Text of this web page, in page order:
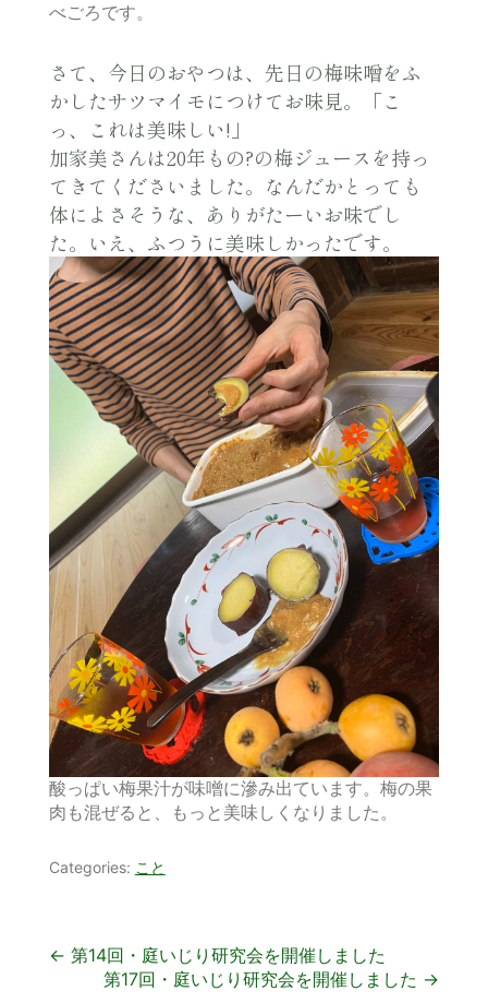
べごろです。
さて、今日のおやつは、先日の梅味噌をふ
かしたサツマイモにつけてお味見。「こ
っ、これは美味しい!」
加家美さんは20年もの?の梅ジュースを持っ
てきてくださいました。なんだかとっても
体によさそうな、ありがたーいお味でし
た。いえ、ふつうに美味しかったです。
酸っぱい梅果汁が味噌に滲み出ています。梅の果
肉も混ぜると、もっと美味しくなりました。
Categories: こと
投
← 第14回・庭いじり研究会を開催しました
第17回・庭いじり研究会を開催しました →